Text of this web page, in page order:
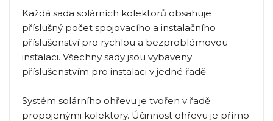
Každá sada solárních kolektorů obsahuje
příslušný počet spojovacího a instalačního
příslušenství pro rychlou a bezproblémovou
instalaci. Všechny sady jsou vybaveny
příslušenstvím pro instalaci v jedné řadě.
Systém solárního ohřevu je tvořen v řadě
propojenými kolektory. Účinnost ohřevu je přímo